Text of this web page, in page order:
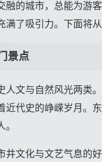
融的城市，总能为游
满了吸引力。下面将
景点
人文与自然风光两类
近代史的峥嵘岁月。
井文化与文艺气息的